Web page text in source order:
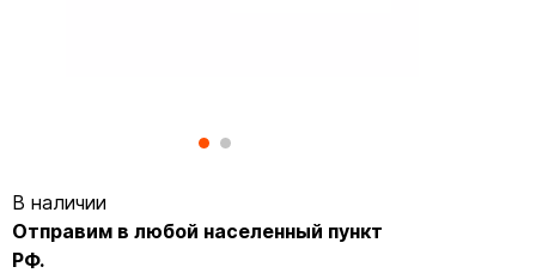
В наличии
Отправим в любой населенный пункт
РФ.